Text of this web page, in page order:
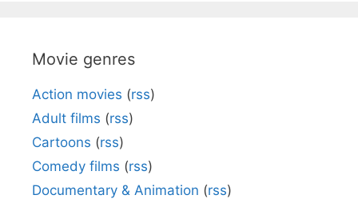
Movie genres
Action movies (rss)
Adult films (rss)
Cartoons (rss)
Comedy films (rss)
Documentary & Animation (rss)